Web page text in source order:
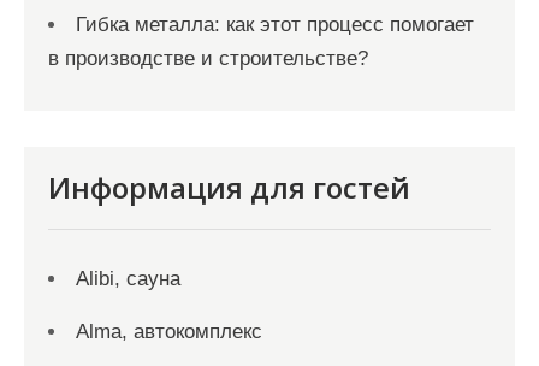
Гибка металла: как этот процесс помогает
в производстве и строительстве?
Информация для гостей
Alibi, сауна
Alma, автокомплекс